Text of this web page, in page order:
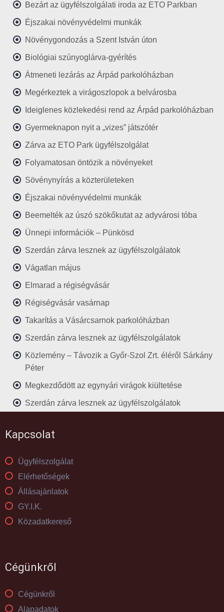
Bezárt az ügyfélszolgálati iroda az ETO Parkban
Éjszakai növényvédelmi munkák
Növénygondozás a Szent István úton
Biológiai szúnyoglárva-gyérítés
Átmeneti lezárás az Árpád parkolóházban
Megérkeztek a virágoszlopok a belvárosba
Ideiglenes közlekedési rend az Árpád parkolóházban
Gyermeknapon nyit a „vizes” játszótér
Zárva az ETO Park ügyfélszolgálat
Folyamatosan öntözik a növényeket
Sövénynyírás a közterületeken
Éjszakai növényvédelmi munkák
Beemelték az úszó szökőkutat az adyvárosi tóba
Ünnepi információk – Pünkösd
Szerdán zárva lesznek az ügyfélszolgálatok
Vágatlan május
Elmarad a régiségvásár
Régiségvásár vasárnap
Takarítás a Vásárcsarnok parkolóházban
Szerdán zárva lesznek az ügyfélszolgálatok
Közlemény – Távozik a Győr-Szol Zrt. éléről Sárkány
Péter
Megkezdődött az egynyári virágok kiültetése
Szerdán zárva lesznek az ügyfélszolgálatok
Kapcsolat
Ügyfélszolgálat
Elérhetőségek
Állásajánlatok
GY.I.K.
Közadatkereső
Cégünkről
Cégünkről
Alapadatok